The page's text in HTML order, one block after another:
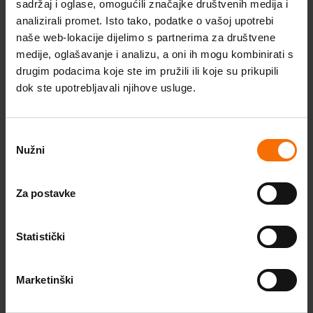
sadržaj i oglase, omogućili značajke društvenih medija i
analizirali promet. Isto tako, podatke o vašoj upotrebi
naše web-lokacije dijelimo s partnerima za društvene
medije, oglašavanje i analizu, a oni ih mogu kombinirati s
drugim podacima koje ste im pružili ili koje su prikupili
dok ste upotrebljavali njihove usluge.
pristanka
Nužni
Za postavke
Statistički
Marketinški
Škola optimističnog roditeljstva
Probudi optimizam
Program za optimizam
Videosavjeti
životnih situacija koje sam iznio/iznijela tijekom
razgovora, a da moje ime bude promijenjeno
kako bi zaštita mog identiteta ostala potpuna.
Također izjavljujem da organizator platforme
„Budi DOBRO. Budi CE.“ ima isključivo pravo
ikakvih vremenskih i teritorijalnih ograničenja te
ili po dijelovima, prema vlastitom izboru.
Prijavom za sudjelovanje u podcastu potvrđujem
Politikom kolačića
dostupnim na platformi „Budi
DOBRO. Budi CE.“ koje u cijelosti prihvaćam i